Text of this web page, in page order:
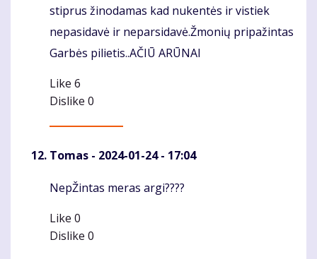
stiprus žinodamas kad nukentės ir vistiek
nepasidavė ir neparsidavė.Žmonių pripažintas
Garbės pilietis..AČIŪ ARŪNAI
Like 6
Dislike 0
Tomas - 2024-01-24 - 17:04
Komentaras
NepŽintas meras argi????
Like 0
Dislike 0